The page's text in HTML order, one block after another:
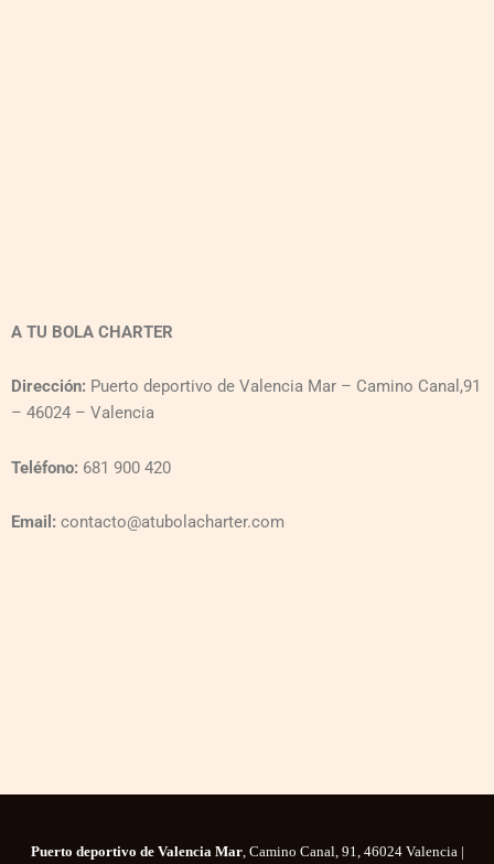
A TU BOLA CHARTER
Dirección: Puerto deportivo de Valencia Mar – Camino Canal,91
– 46024 – Valencia
Teléfono: 681 900 420
Email: contacto@atubolacharter.com
Puerto deportivo de Valencia Mar, Camino Canal, 91, 46024 Valencia |